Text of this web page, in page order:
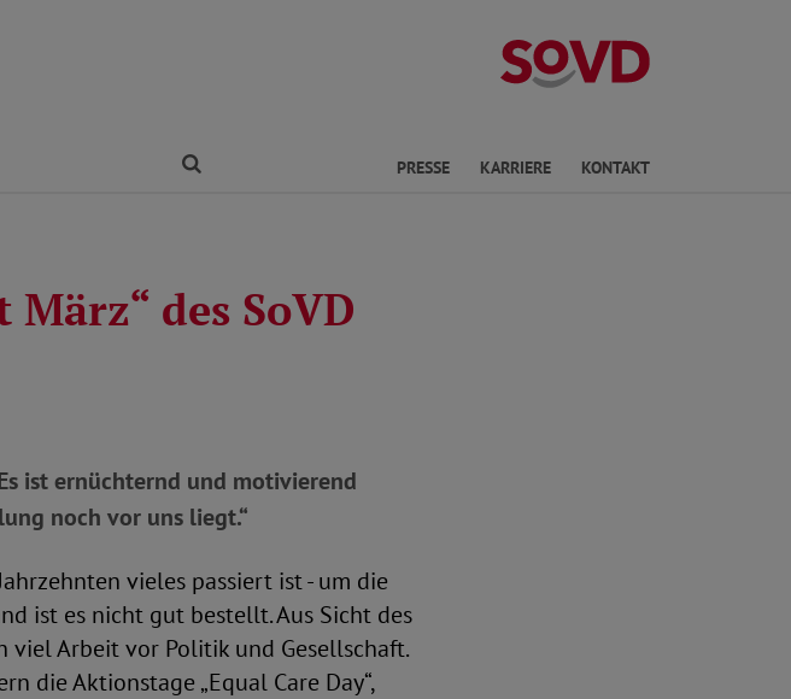
Landesverband
PRESSE KARRIERE KONTAKT
des SoVD
ist ernüchternd und motivierend
noch vor uns liegt.“
vieles passiert ist - um die
ist es nicht gut bestellt. Aus Sicht des
viel Arbeit vor Politik und Gesellschaft.
die Aktionstage „Equal Care Day“,